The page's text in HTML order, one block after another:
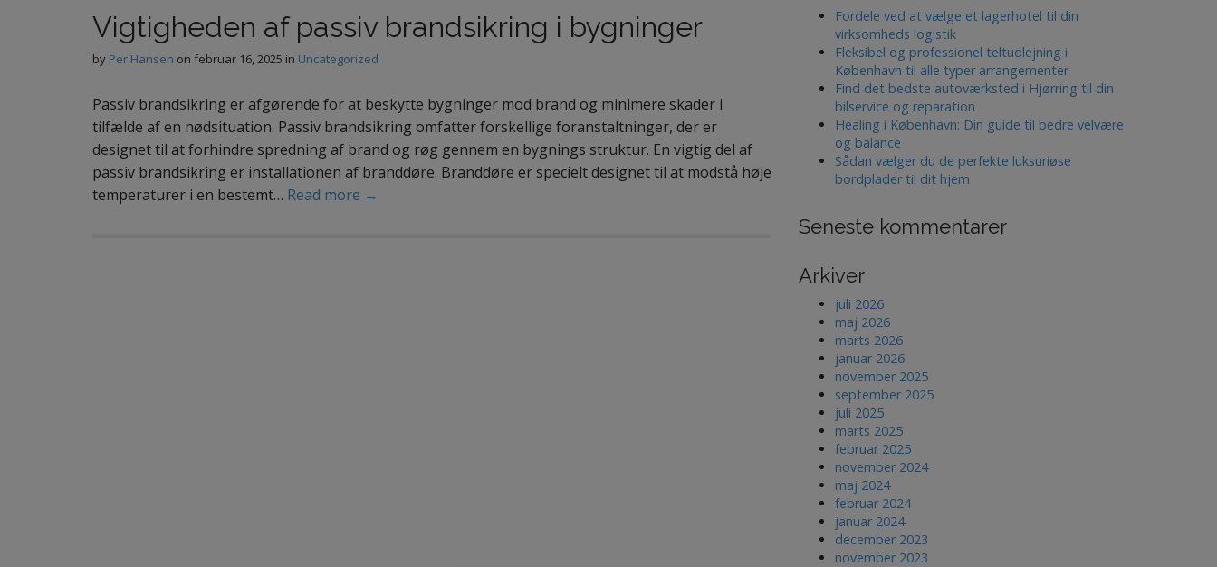
Vigtigheden af passiv brandsikring i bygninger
by Per Hansen on februar 16, 2025 in Uncategorized
Passiv brandsikring er afgørende for at beskytte bygninger mod brand og minimere skader i
tilfælde af en nødsituation. Passiv brandsikring omfatter forskellige foranstaltninger, der er
designet til at forhindre spredning af brand og røg gennem en bygnings struktur. En vigtig del af
passiv brandsikring er installationen af branddøre. Branddøre er specielt designet til at modstå høje
temperaturer i en bestemt… Read more →
Fordele ved at vælge et lagerhotel til din
virksomheds logistik
Fleksibel og professionel teltudlejning i
København til alle typer arrangementer
Find det bedste autoværksted i Hjørring til din
bilservice og reparation
Healing i København: Din guide til bedre velvære
og balance
Sådan vælger du de perfekte luksuriøse
bordplader til dit hjem
Seneste kommentarer
Arkiver
juli 2026
maj 2026
marts 2026
januar 2026
november 2025
september 2025
juli 2025
marts 2025
februar 2025
november 2024
maj 2024
februar 2024
januar 2024
december 2023
november 2023